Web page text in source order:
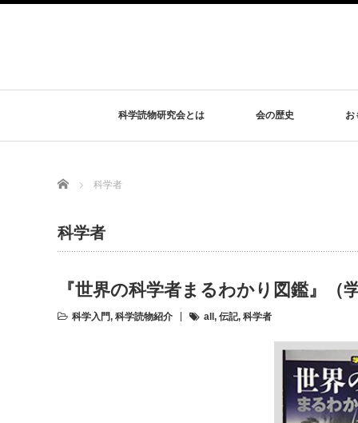
科学読物研究会とは 会の歴史 お
Home 科学者
科学者
『世界の科学者まるわかり図鑑』（
科学入門, 科学読物紹介 all, 伝記, 科学者